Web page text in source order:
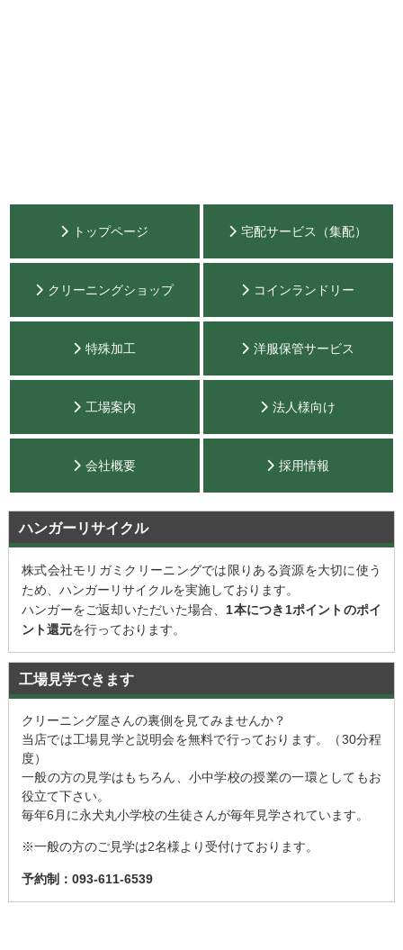
トップページ 宅配サービス（集配）
クリーニングショップ コインランドリー
特殊加工 洋服保管サービス
工場案内 法人様向け
会社概要 採用情報
ハンガーリサイクル
株式会社モリガミクリーニングでは限りある資源を大切に使う
ため、ハンガーリサイクルを実施しております。
ハンガーをご返却いただいた場合、 1本につき1ポイントのポイ
ント還元を行っております。
工場見学できます
クリーニング屋さんの裏側を見てみませんか？
当店では工場見学と説明会を無料で行っております。（30分程
度）
一般の方の見学はもちろん、小中学校の授業の一環としてもお
役立て下さい。
毎年6月に永犬丸小学校の生徒さんが毎年見学されています。
※一般の方のご見学は2名様より受付けております。
予約制：093-611-6539